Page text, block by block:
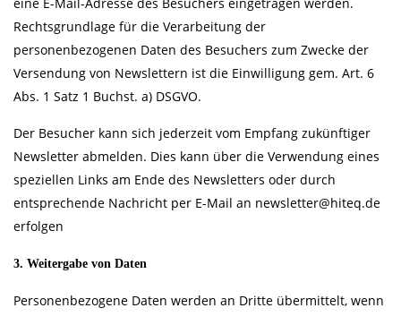
eine E-Mail-Adresse des Besuchers eingetragen werden.
Rechtsgrundlage für die Verarbeitung der
personenbezogenen Daten des Besuchers zum Zwecke der
Versendung von Newslettern ist die Einwilligung gem. Art. 6
Abs. 1 Satz 1 Buchst. a) DSGVO.
Der Besucher kann sich jederzeit vom Empfang zukünftiger
Newsletter abmelden. Dies kann über die Verwendung eines
speziellen Links am Ende des Newsletters oder durch
entsprechende Nachricht per E-Mail an newsletter@hiteq.de
erfolgen
3. Weitergabe von Daten
Personenbezogene Daten werden an Dritte übermittelt, wenn